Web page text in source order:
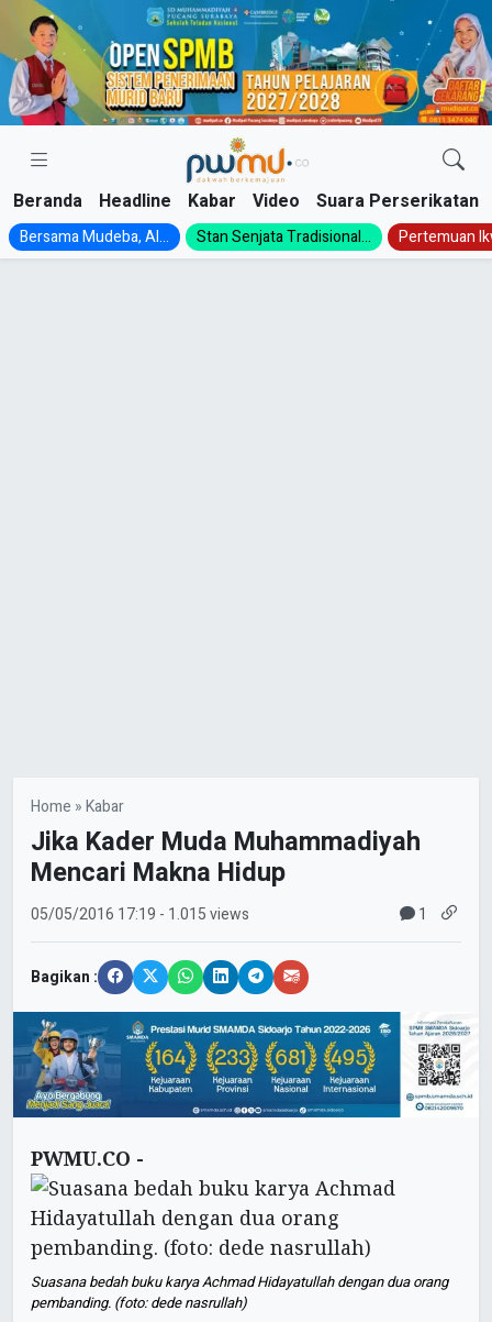
Skip
content
Beranda Headline Kabar Video Suara Perserikatan
Bersama Mudeba, Al... Stan Senjata Tradisional... Pertemuan
Home »Kabar
Jika Kader Muda Muhammadiyah
Mencari Makna Hidup
05/05/2016 17:19 - 1.015 views 1
Bagikan :
PWMU.CO -
Suasana bedah buku karya Achmad Hidayatullah dengan dua orang
pembanding. (foto: dede nasrullah)